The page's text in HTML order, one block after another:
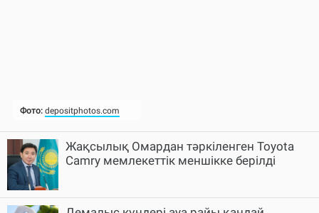
Жақсылық Омардан тәркіленген Toyota
Camry мемлекеттік меншікке берілді